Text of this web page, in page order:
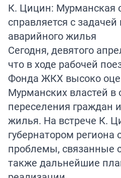
К. Цицин: Мурманская
справляется с
аварийного жилья
Сегодня, девятого
что в ходе рабочей
Фонда ЖКХ высоко
Мурманских властей в
переселения граждан
жилья. На встрече К.
губернатором региона
проблемы, связанные
также дальнейшие